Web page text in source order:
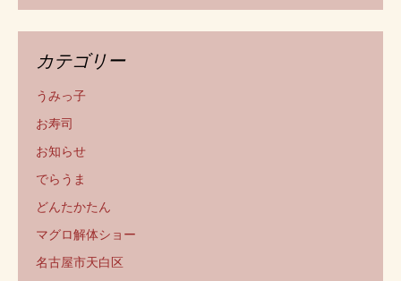
カテゴリー
うみっ子
お寿司
お知らせ
でらうま
どんたかたん
マグロ解体ショー
名古屋市天白区